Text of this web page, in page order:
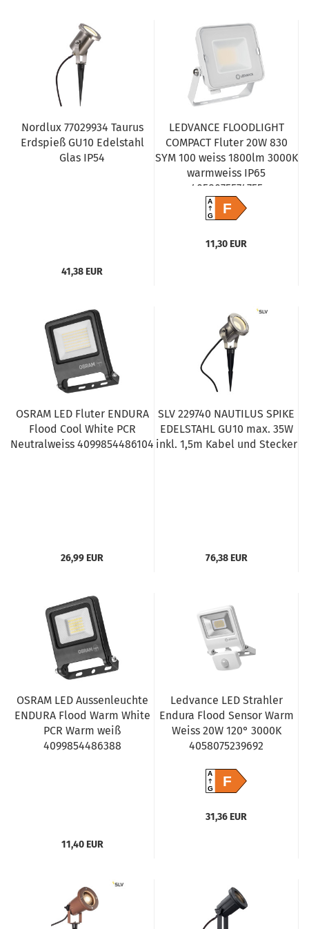
Nordlux 77029934 Taurus
Erdspieß GU10 Edelstahl
Glas IP54
41,38 EUR
LEDVANCE FLOODLIGHT
COMPACT Fluter 20W 830
SYM 100 weiss 1800lm 3000K
warmweiss IP65
4058075574755
A
GF
11,30 EUR
OSRAM LED Fluter ENDURA
Flood Cool White PCR
Neutralweiss 4099854486104
26,99 EUR
SLV 229740 NAUTILUS SPIKE
EDELSTAHL GU10 max. 35W
inkl. 1,5m Kabel und Stecker
76,38 EUR
OSRAM LED Aussenleuchte
ENDURA Flood Warm White
PCR Warm weiß
4099854486388
11,40 EUR
Ledvance LED Strahler
Endura Flood Sensor Warm
Weiss 20W 120° 3000K
4058075239692
A
GF
31,36 EUR